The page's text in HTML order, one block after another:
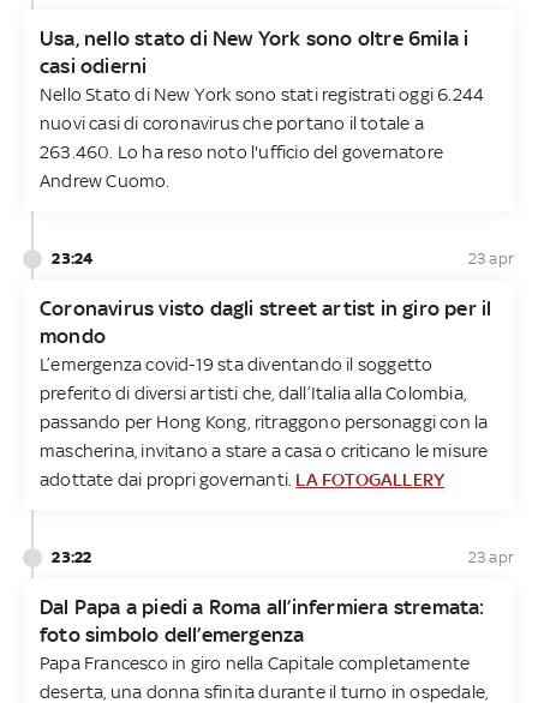
Usa, nello stato di New York sono oltre 6mila i
casi odierni
Nello Stato di New York sono stati registrati oggi 6.244
nuovi casi di coronavirus che portano il totale a
263.460. Lo ha reso noto l'ufficio del governatore
Andrew Cuomo.
23:24 23 apr
Coronavirus visto dagli street artist in giro per il
mondo
L’emergenza covid-19 sta diventando il soggetto
preferito di diversi artisti che, dall’Italia alla Colombia,
passando per Hong Kong, ritraggono personaggi con la
mascherina, invitano a stare a casa o criticano le misure
adottate dai propri governanti. LA FOTOGALLERY
23:22 23 apr
Dal Papa a piedi a Roma all’infermiera stremata:
foto simbolo dell’emergenza
Papa Francesco in giro nella Capitale completamente
deserta, una donna sfinita durante il turno in ospedale,